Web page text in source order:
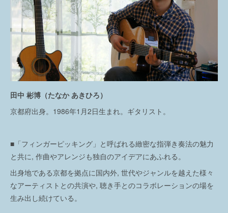
田中 彬博（たなか あきひろ）
京都府出身。1986年1月2日生まれ。ギタリスト。
■「フィンガーピッキング」と呼ばれる緻密な指弾き奏法の魅力
と共に, 作曲やアレンジも独自のアイデアにあふれる。
出身地である京都を拠点に国内外, 世代やジャンルを越えた様々
なアーティストとの共演や, 聴き手とのコラボレーションの場を
生み出し続けている。